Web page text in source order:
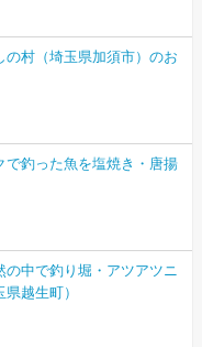
の村（埼玉県加須市）のお
で釣った魚を塩焼き・唐揚
中で釣り堀・アツアツニ
越生町）